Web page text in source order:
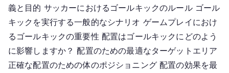
ニ
ッ
ク
義と目的 サッカーにおけるゴールキックのルール ゴール
キックを実行する一般的なシナリオ ゲームプレイにおけ
るゴールキックの重要性 配置はゴールキックにどのよう
に影響しますか？ 配置のための最適なターゲットエリア
正確な配置のための体のポジショニング 配置の効果を最